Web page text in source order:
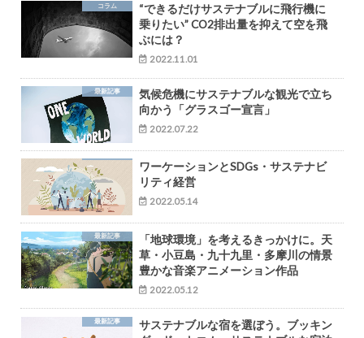
コラム
“できるだけサステナブルに飛行機に
乗りたい” CO2排出量を抑えて空を飛
ぶには？
2022.11.01
最新記事
気候危機にサステナブルな観光で立ち
向かう「グラスゴー宣言」
2022.07.22
ワーケーションとSDGs・サステナビ
リティ経営
2022.05.14
最新記事
「地球環境」を考えるきっかけに。天
草・小豆島・九十九里・多摩川の情景
豊かな音楽アニメーション作品
2022.05.12
最新記事
サステナブルな宿を選ぼう。ブッキン